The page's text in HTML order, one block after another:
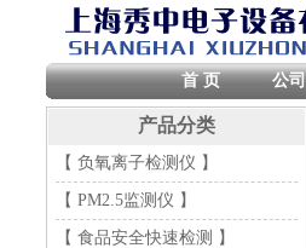
首 页 公
产品分类
【 负氧离子检测仪 】
【 PM2.5监测仪 】
【 食品安全快速检测 】